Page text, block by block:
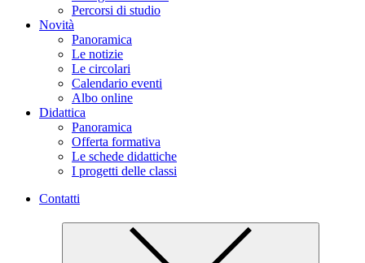
Percorsi di studio
Novità
Panoramica
Le notizie
Le circolari
Calendario eventi
Albo online
Didattica
Panoramica
Offerta formativa
Le schede didattiche
I progetti delle classi
Contatti